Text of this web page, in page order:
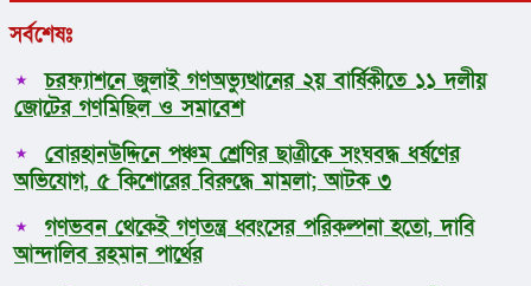
সর্বশেষঃ
চরফ্যাশনে জুলাই গণঅভ্যুত্থানের ২য় বার্ষিকীতে ১১ দলীয়
জোটের গণমিছিল ও সমাবেশ
বোরহানউদ্দিনে পঞ্চম শ্রেণির ছাত্রীকে সংঘবদ্ধ ধর্ষণের
অভিযোগ, ৫ কিশোরের বিরুদ্ধে মামলা; আটক ৩
গণভবন থেকেই গণতন্ত্র ধ্বংসের পরিকল্পনা হতো, দাবি
আন্দালিব রহমান পার্থের